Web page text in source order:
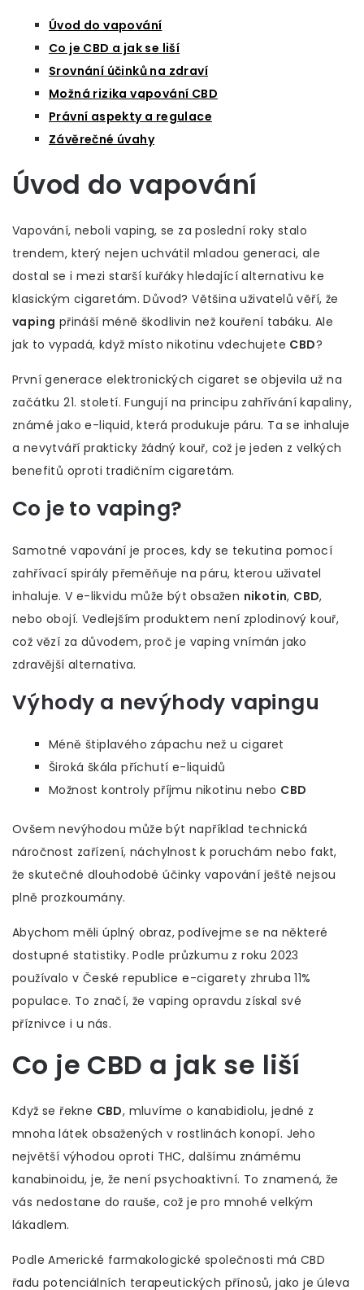
Úvod do vapování
Co je CBD a jak se liší
Srovnání účinků na zdraví
Možná rizika vapování CBD
Právní aspekty a regulace
Závěrečné úvahy
Úvod do vapování
Vapování, neboli vaping, se za poslední roky stalo
trendem, který nejen uchvátil mladou generaci, ale
dostal se i mezi starší kuřáky hledající alternativu ke
klasickým cigaretám. Důvod? Většina uživatelů věří, že
vaping přináší méně škodlivin než kouření tabáku. Ale
jak to vypadá, když místo nikotinu vdechujete CBD?
První generace elektronických cigaret se objevila už na
začátku 21. století. Fungují na principu zahřívání kapaliny,
známé jako e-liquid, která produkuje páru. Ta se inhaluje
a nevytváří prakticky žádný kouř, což je jeden z velkých
benefitů oproti tradičním cigaretám.
Co je to vaping?
Samotné vapování je proces, kdy se tekutina pomocí
zahřívací spirály přeměňuje na páru, kterou uživatel
inhaluje. V e-likvidu může být obsažen nikotin, CBD,
nebo obojí. Vedlejším produktem není zplodinový kouř,
což vězí za důvodem, proč je vaping vnímán jako
zdravější alternativa.
Výhody a nevýhody vapingu
Méně štiplavého zápachu než u cigaret
Široká škála příchutí e-liquidů
Možnost kontroly příjmu nikotinu nebo CBD
Ovšem nevýhodou může být například technická
náročnost zařízení, náchylnost k poruchám nebo fakt,
že skutečné dlouhodobé účinky vapování ještě nejsou
plně prozkoumány.
Abychom měli úplný obraz, podívejme se na některé
dostupné statistiky. Podle průzkumu z roku 2023
používalo v České republice e-cigarety zhruba 11%
populace. To značí, že vaping opravdu získal své
příznivce i u nás.
Co je CBD a jak se liší
Když se řekne CBD, mluvíme o kanabidiolu, jedné z
mnoha látek obsažených v rostlinách konopí. Jeho
největší výhodou oproti THC, dalšímu známému
kanabinoidu, je, že není psychoaktivní. To znamená, že
vás nedostane do rauše, což je pro mnohé velkým
lákadlem.
Podle Americké farmakologické společnosti má CBD
řadu potenciálních terapeutických přínosů, jako je úleva